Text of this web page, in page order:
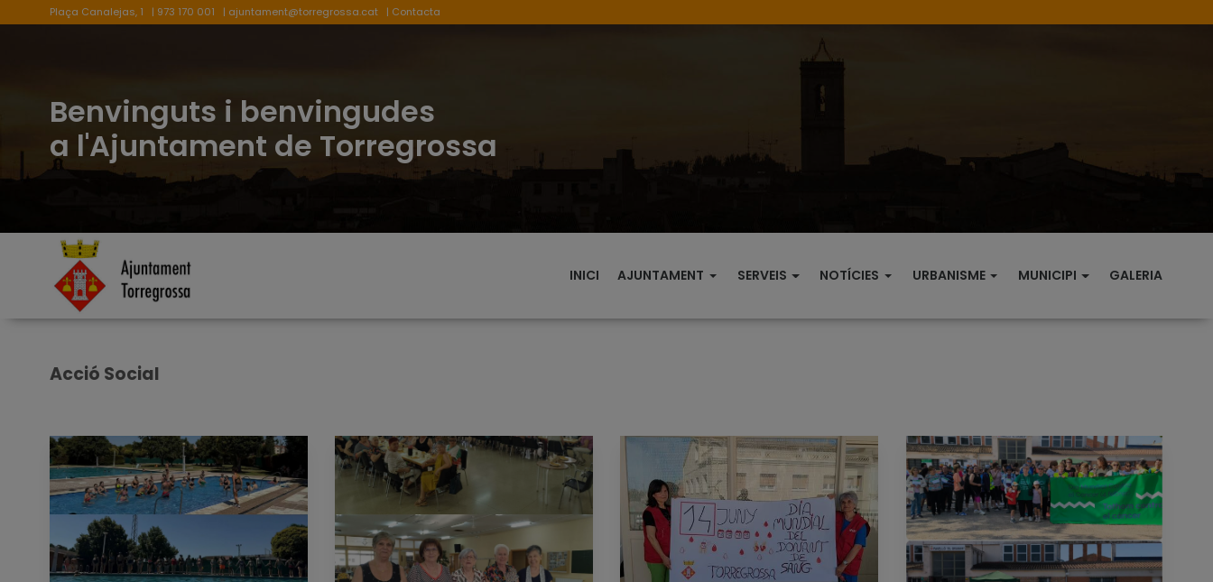
Plaça Canalejas, 1 | 973 170 001 | ajuntament@torregrossa.cat | Contacta
Benvinguts i benvingudes
a l'Ajuntament de Torregrossa
INICI AJUNTAMENT SERVEIS NOTÍCIES URBANISME MUNICIPI GALERIA
Acció Social